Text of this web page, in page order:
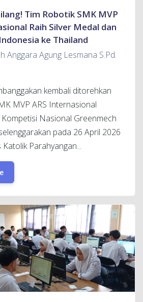
Tim Robotik SMK MVP
Raih Silver Medal dan
ke Thailand
Anggara Agung Lesmana S.Pd.
kembali ditorehkan
MVP ARS Internasional
Kompetisi Nasional Greenmech
pada 26 April 2026
Parahyangan...